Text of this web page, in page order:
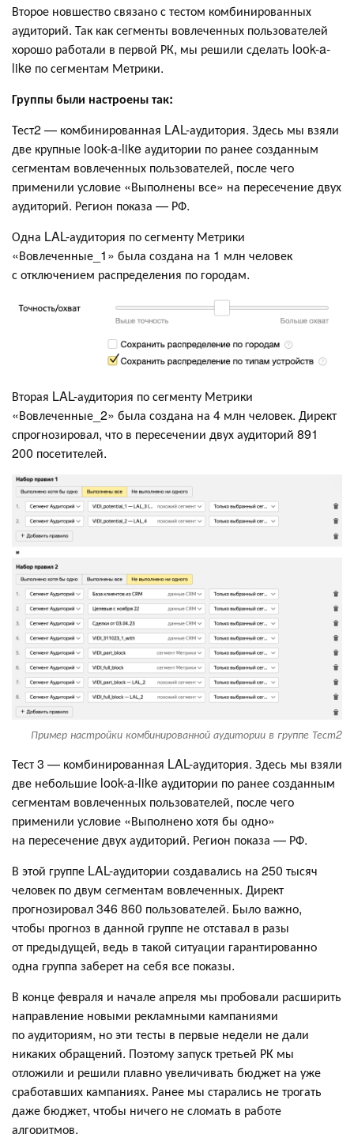
Второе новшество связано с тестом комбинированных
аудиторий. Так как сегменты вовлеченных пользователей
хорошо работали в первой РК, мы решили сделать look-a-
like по сегментам Метрики.
Группы были настроены так:
Тест2 — комбинированная LAL-аудитория. Здесь мы взяли
две крупные look-a-like аудитории по ранее созданным
сегментам вовлеченных пользователей, после чего
применили условие «Выполнены все» на пересечение двух
аудиторий. Регион показа — РФ.
Одна LAL-аудитория по сегменту Метрики
«Вовлеченные_1» была создана на 1 млн человек
с отключением распределения по городам.
Вторая LAL-аудитория по сегменту Метрики
«Вовлеченные_2» была создана на 4 млн человек. Директ
спрогнозировал, что в пересечении двух аудиторий 891
200 посетителей.
Пример настройки комбинированной аудитории в группе Тест2
Тест 3 — комбинированная LAL-аудитория. Здесь мы взяли
две небольшие look-a-like аудитории по ранее созданным
сегментам вовлеченных пользователей, после чего
применили условие «Выполнено хотя бы одно»
на пересечение двух аудиторий. Регион показа — РФ.
В этой группе LAL-аудитории создавались на 250 тысяч
человек по двум сегментам вовлеченных. Директ
прогнозировал 346 860 пользователей. Было важно,
чтобы прогноз в данной группе не отставал в разы
от предыдущей, ведь в такой ситуации гарантированно
одна группа заберет на себя все показы.
В конце февраля и начале апреля мы пробовали расширить
направление новыми рекламными кампаниями
по аудиториям, но эти тесты в первые недели не дали
никаких обращений. Поэтому запуск третьей РК мы
отложили и решили плавно увеличивать бюджет на уже
сработавших кампаниях. Ранее мы старались не трогать
даже бюджет, чтобы ничего не сломать в работе
алгоритмов.